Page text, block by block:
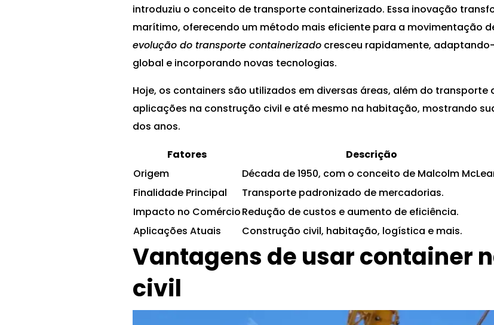
introduziu o conceito de transporte containerizado. Essa inovação
marítimo, oferecendo um método mais eficiente para a movimentação
evolução do transporte containerizado cresceu rapidamente,
global e incorporando novas tecnologias.
Hoje, os containers são utilizados em diversas áreas, além do transporte
aplicações na construção civil e até mesmo na habitação, mostrando
dos anos.
Fatores
Descrição
Origem
Década de 1950, com o conceito de Malcolm
Finalidade Principal
Transporte padronizado de mercadorias.
Impacto no ComércioRedução de custos e aumento de eficiência.
Aplicações Atuais
Construção civil, habitação, logística e mais.
Vantagens de usar container
civil